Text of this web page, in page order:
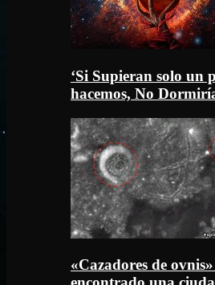
‘Si Supieran solo un
hacemos, No
«Cazadores de